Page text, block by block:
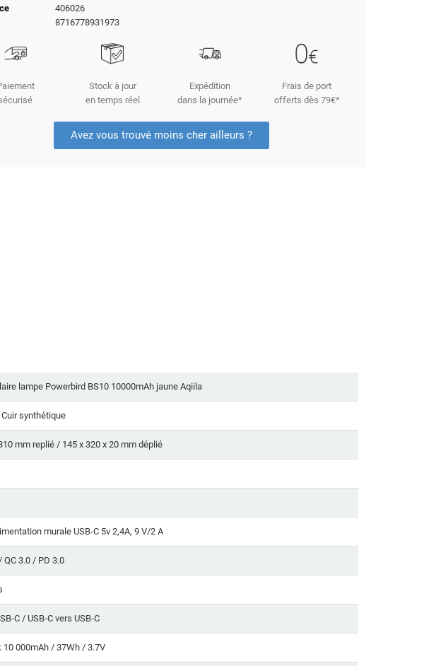
406026
8716778931973
Stock à jour
en temps réel
Expédition
dans la journée*
Frais de port
offerts dès 79€*
Avez vous trouvé moins cher ailleurs ?
lampe Powerbird BS10 10000mAh jaune Aqiila
synthétique
mm replié / 145 x 320 x 20 mm déplié
murale USB-C 5v 2,4A, 9 V/2 A
QC 3.0 / PD 3.0
C / USB-C vers USB-C
10 000mAh / 37Wh / 3.7V